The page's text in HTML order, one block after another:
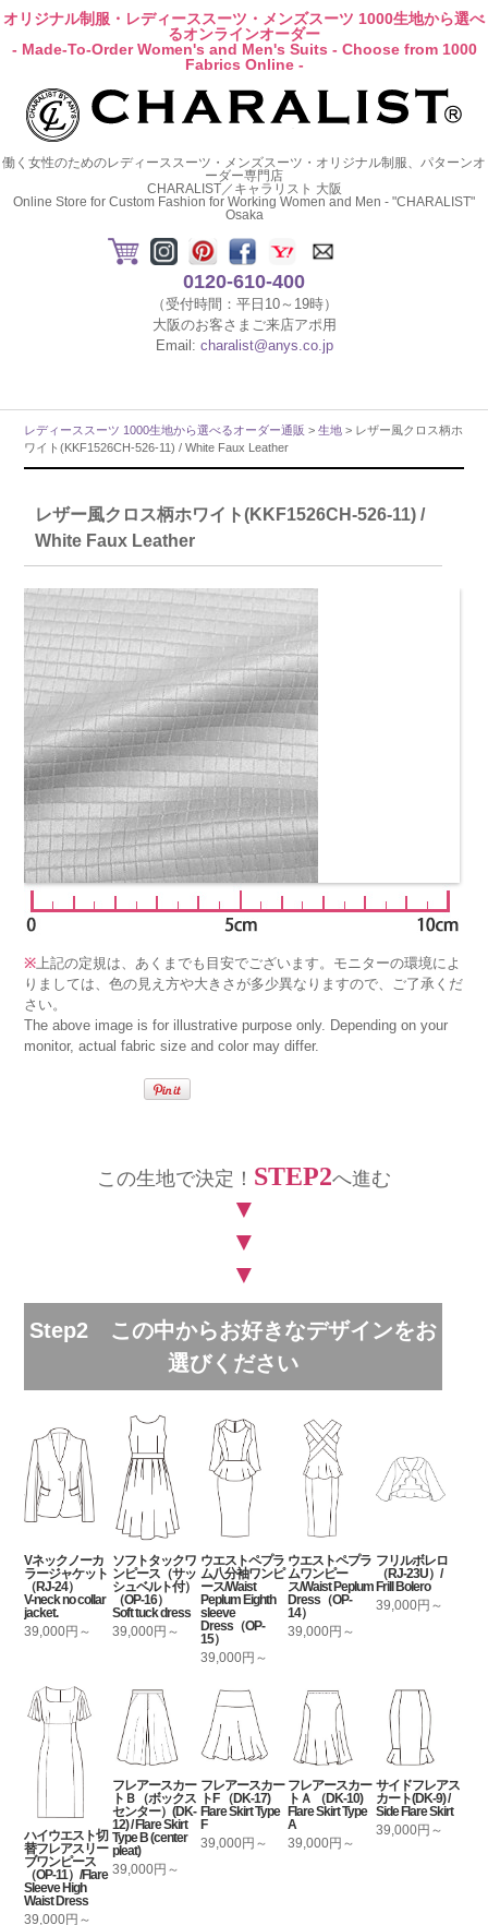
オリジナル制服・レディーススーツ・メンズスーツ 1000生地から選べ
るオンラインオーダー
- Made-To-Order Women's and Men's Suits - Choose from 1000
Fabrics Online -
働く女性のためのレディーススーツ・メンズスーツ・オリジナル制服、パターンオ
ーダー専門店
CHARALIST／キャラリスト 大阪
Online Store for Custom Fashion for Working Women and Men - "CHARALIST"
Osaka
0120-610-400
（受付時間：平日10～19時）
大阪のお客さまご来店アポ用
Email: charalist@anys.co.jp
レディーススーツ 1000生地から選べるオーダー通販 >生地 > レザー風クロス柄ホ
ワイト(KKF1526CH-526-11) / White Faux Leather
レザー風クロス柄ホワイト(KKF1526CH-526-11) /
White Faux Leather
※上記の定規は、あくまでも目安でございます。モニターの環境によ
りましては、色の見え方や大きさが多少異なりますので、ご了承くだ
さい。
The above image is for illustrative purpose only. Depending on your
monitor, actual fabric size and color may differ.
この生地で決定！ STEP2へ進む
▼
▼
▼
Step2 この中からお好きなデザインをお
選びください
Vネックノーカ
ラージャケット
（RJ-24）
V-neck no collar
jacket.
39,000円～
ソフトタックワ
ンピース（サッ
シュベルト付）
（OP-16）
Soft tuck dress
39,000円～
ウエストペプラ
ム八分袖ワンピ
ース/Waist
Peplum Eighth
sleeve
Dress（OP-
15）
39,000円～
ウエストペプラ
ムワンピー
ス/Waist Peplum
Dress（OP-
14）
39,000円～
フリルボレロ
（RJ-23U）/
Frill Bolero
39,000円～
ハイウエスト切
替フレアスリー
ブワンピース
（OP-11）/Flare
Sleeve High
Waist Dress
39,000円～
フレアースカー
トＢ（ボックス
センター）(DK-
12) / Flare Skirt
Type B (center
pleat)
39,000円～
フレアースカー
トF （DK-17)
Flare Skirt Type
F
39,000円～
フレアースカー
トＡ （DK-10)
Flare Skirt Type
A
39,000円～
サイドフレアス
カート(DK-9) /
Side Flare Skirt
39,000円～